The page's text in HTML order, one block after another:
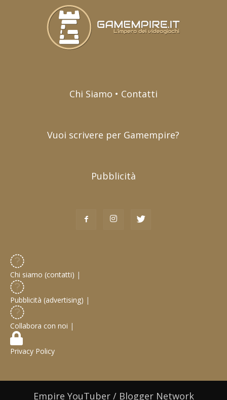
Chi Siamo • Contatti
Vuoi scrivere per Gamempire?
Pubblicità
Chi siamo (contatti) |
Pubblicità (advertising) |
Collabora con noi |
Privacy Policy
Empire YouTuber / Blogger Network